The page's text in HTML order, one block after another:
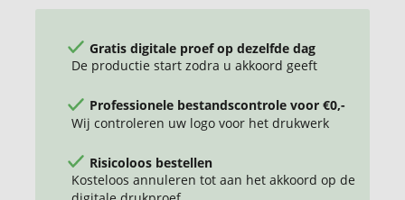
Gratis digitale proef op dezelfde dag
De productie start zodra u akkoord geeft
Professionele bestandscontrole voor €0,-
Wij controleren uw logo voor het drukwerk
Risicoloos bestellen
Kosteloos annuleren tot aan het akkoord op de